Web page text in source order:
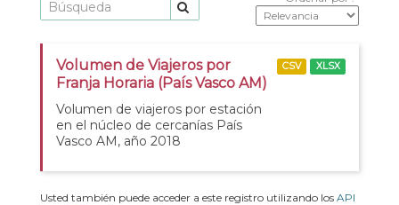
Volumen de Viajeros por
Franja Horaria (País Vasco AM)
Volumen de viajeros por estación
en el núcleo de cercanías País
Vasco AM, año 2018
CSV XLSX
Usted también puede acceder a este registro utilizando los API